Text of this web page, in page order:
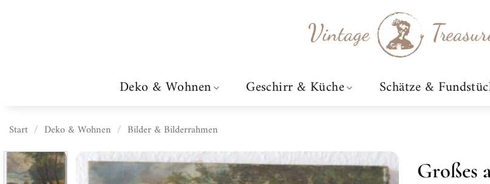
Deko & Wohnen Geschirr & Küche Schätze &
Start / Deko & Wohnen / Bilder & Bilderrahmen
Großes